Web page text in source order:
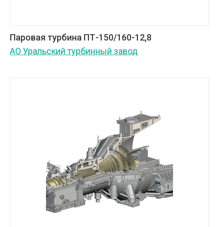
Паровая турбина ПТ-150/160-12,8
АО Уральский турбинный завод